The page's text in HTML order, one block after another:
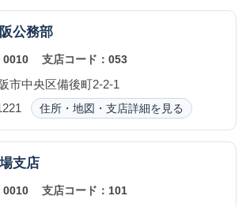
公務部
0010 支店コード：053
市中央区備後町2-2-1
住所・地図・支店詳細を見る
支店
0010 支店コード： 101